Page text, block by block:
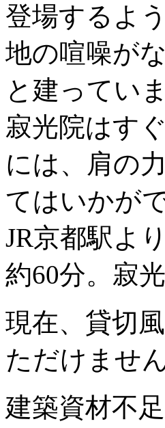
登場するよ
地の喧噪が
と建っていま
寂光院はす
には、肩の
てはいかが
JR京都駅よ
約60分。寂
現在、貸切
ただけません
建築資材不